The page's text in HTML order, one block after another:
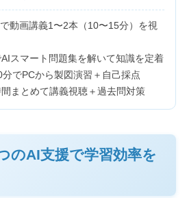
動画講義1〜2本（10〜15分）を視
スマート問題集を解いて知識を定着
でPCから製図演習＋自己採点
まとめて講義視聴＋過去問対策
のAI支援で学習効率を